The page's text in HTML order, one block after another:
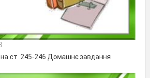
на ст. 245-246 Домашнє завдання